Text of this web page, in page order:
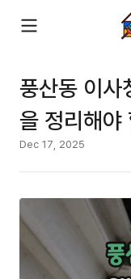
풍산동 이사
을 정리해야
Dec 17, 2025